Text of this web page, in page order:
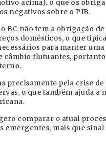
acima), o que os
negativos sobre o PIB.
BC não tem a obrigação
domésticos, o que
para manter
câmbio flutuantes,
precisamente pela crise
o que também ajuda
comparar o atual
emergentes, mais que